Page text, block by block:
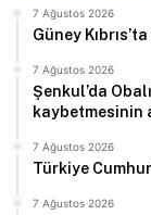
7 Ağustos 2026
Güney
7 Ağustos 2026
Şenkul’da
kaybetmesinin
7 Ağustos 2026
Türkiye
7 Ağustos 2026